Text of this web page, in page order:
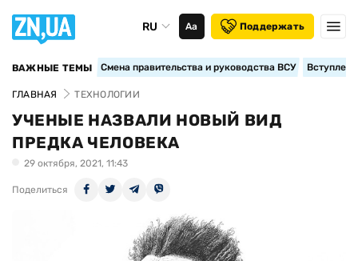
RU Аа Поддержать
ВАЖНЫЕ ТЕМЫ Смена правительства и руководства ВСУ
ГЛАВНАЯ ТЕХНОЛОГИИ
УЧЕНЫЕ НАЗВАЛИ НОВЫЙ ВИД
ПРЕДКА ЧЕЛОВЕКА
29 октября, 2021, 11:43
Поделиться